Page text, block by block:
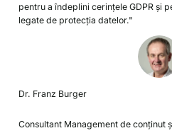
pentru a îndeplini cerințele GDPR și
legate de protecția datelor."
Dr. Franz Burger
Consultant Management de conținut